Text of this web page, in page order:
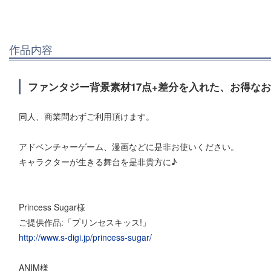
作品内容
ファンタジー背景素材17点+差分を入れた、お得な
同人、商業問わずご利用頂けます。
アドベンチャーゲーム、漫画などに是非お使いください。
キャラクターが生きる舞台を是非貴方に♪
Princess Sugar様
ご提供作品:「プリンセスキッス!」
http://www.s-digi.jp/princess-sugar/
ANIM様